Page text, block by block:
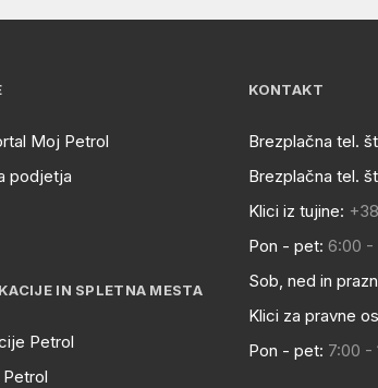
Moj Petrol
podjetja
IN SPLETNA MESTA
Petrol
KONTAKT
Brezplačna tel.
Brezplačna tel.
Klici iz tujine:
Pon - pet: 6:00 -
Sob, ned in
Klici za pravne
Pon - pet: 7:00 -